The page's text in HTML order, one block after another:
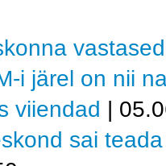
i järel on nii
viiendad |
sai